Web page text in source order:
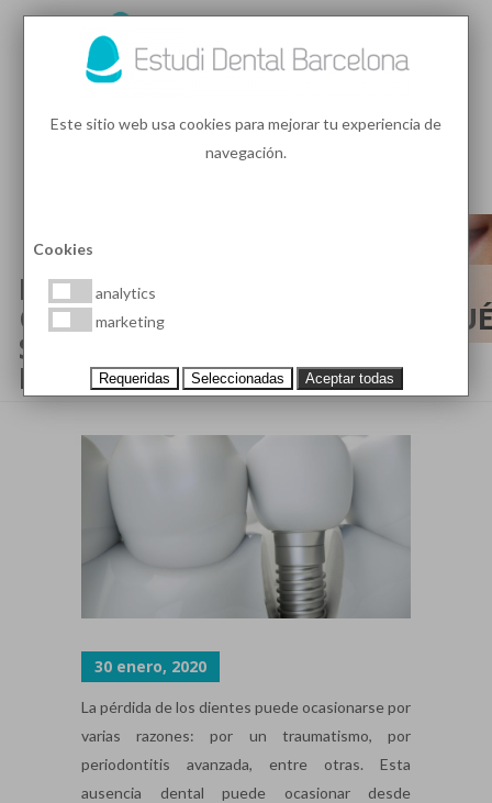
IMPLANTES DENTALES DE
CERÁMICA Y DE CIRCONIO,
SON Y CUÁNDO ESTÁN
INDICADOS?
30 enero, 2020
La pérdida de los dientes puede ocasionarse por
varias razones: por un traumatismo, por
periodontitis avanzada, entre otras. Esta
ausencia dental puede ocasionar desde
Este sitio web usa cookies para mejorar tu experiencia de
navegación.
Cookies
analytics
marketing
Requeridas Seleccionadas Aceptar todas